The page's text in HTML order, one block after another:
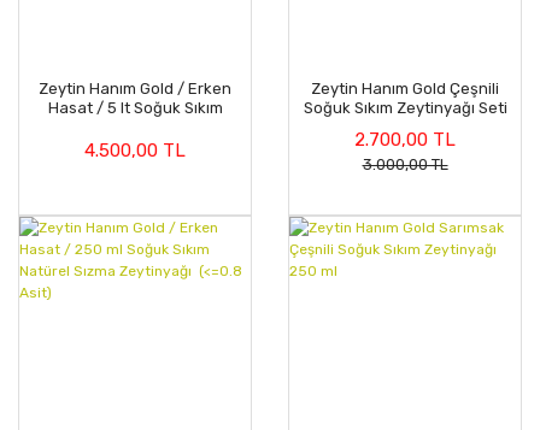
Zeytin Hanım Gold / Erken
Hasat / 5 lt Soğuk Sıkım
(<=0.8 Asit)
4.500,00 TL
Zeytin Hanım Gold Çeşnili
Soğuk Sıkım Zeytinyağı Seti
2.700,00 TL
3.000,00 TL